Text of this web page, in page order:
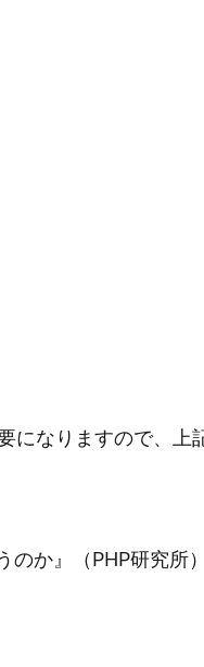
なりますので、上
か』（PHP研究所